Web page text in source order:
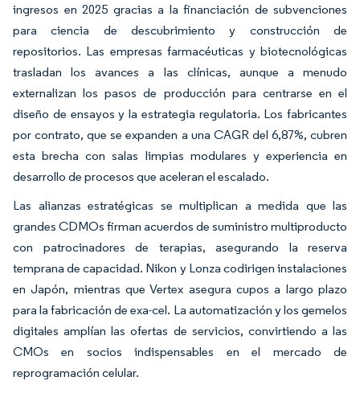
ingresos en 2025 gracias a la financiación de subvenciones
para ciencia de descubrimiento y construcción de
repositorios. Las empresas farmacéuticas y biotecnológicas
trasladan los avances a las clínicas, aunque a menudo
externalizan los pasos de producción para centrarse en el
diseño de ensayos y la estrategia regulatoria. Los fabricantes
por contrato, que se expanden a una CAGR del 6,87%, cubren
esta brecha con salas limpias modulares y experiencia en
desarrollo de procesos que aceleran el escalado.
Las alianzas estratégicas se multiplican a medida que las
grandes CDMOs firman acuerdos de suministro multiproducto
con patrocinadores de terapias, asegurando la reserva
temprana de capacidad. Nikon y Lonza codirigen instalaciones
en Japón, mientras que Vertex asegura cupos a largo plazo
para la fabricación de exa-cel. La automatización y los gemelos
digitales amplían las ofertas de servicios, convirtiendo a las
CMOs en socios indispensables en el mercado de
reprogramación celular.